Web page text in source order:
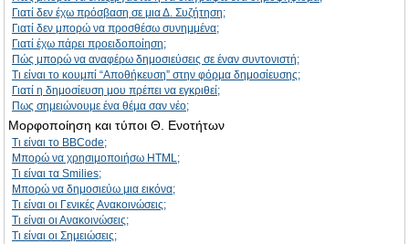
Γιατί δεν έχω πρόσβαση σε μια Δ. Συζήτηση;
Γιατί δεν μπορώ να προσθέσω συνημμένα;
Γιατί έχω πάρει προειδοποίηση;
Πώς μπορώ να αναφέρω δημοσιεύσεις σε έναν συντονιστή;
Τι είναι το κουμπί “Αποθήκευση” στην φόρμα δημοσίευσης;
Γιατί η δημοσίευση μου πρέπει να εγκριθεί;
Πως σημειώνουμε ένα θέμα σαν νέο;
Μορφοποίηση και τύποι Θ. Ενοτήτων
Τι είναι το BBCode;
Μπορώ να χρησιμοποιήσω HTML;
Τι είναι τα Smilies;
Μπορώ να δημοσιεύω μια εικόνα;
Τι είναι οι Γενικές Ανακοινώσεις;
Τι είναι οι Ανακοινώσεις;
Τι είναι οι Σημειώσεις;